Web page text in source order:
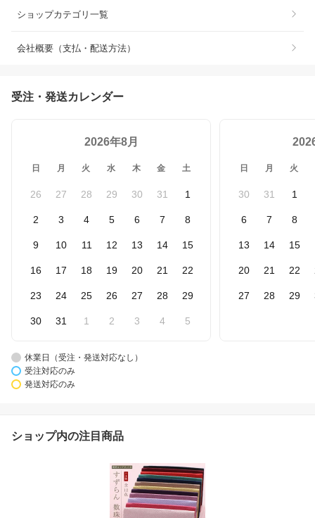
ショップカテゴリ一覧
会社概要（支払・配送方法）
受注・発送カレンダー
2026年8月
日 月 火 水 木 金 土
26 27 28 29 30 31 1
2 3 4 5 6 7 8
9 10 11 12 13 14 15
16 17 18 19 20 21 22
23 24 25 26 27 28 29
30 31 1 2 3 4 5
日 月 火
30 31 1
6 7 8
13 14 15
20 21 22
27 28 29
休業日（受注・発送対応なし）
受注対応のみ
発送対応のみ
ショップ内の注目商品